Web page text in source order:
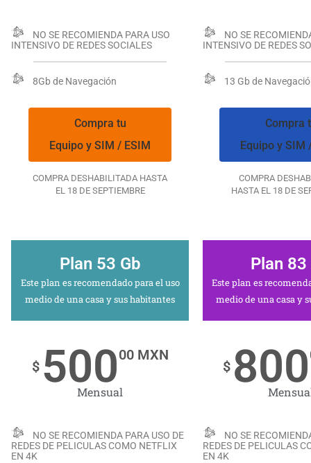
NO SE RECOMIENDA PARA USO
INTENSIVO DE REDES SOCIALES
8Gb de Navegación
Compra tu
Equipo y SIM / ESIM
COMPRA DESHABILITADA HASTA
EL 18 DE SEPTIEMBRE
NO SE
INTENSIVO DE REDES
13 Gb de
Compra
Equipo y SIM
COMPRA
HASTA EL 18 DE
Plan 53 Gb
Este plan es recomendado para el uso
medio de una casa y sus habitantes
$ 50000 MXN
Mensual
NO SE RECOMIENDA PARA USO DE
REDES DE PELICULAS COMO NETFLIX
EN 4K
Plan 83
Este plan es
medio de una casa y
$ 800
NO SE
REDES DE PELICULAS
EN 4K